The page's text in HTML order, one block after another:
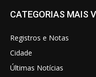
CATEGORIAS MAIS
Registros e Notas
Cidade
Últimas Notícias